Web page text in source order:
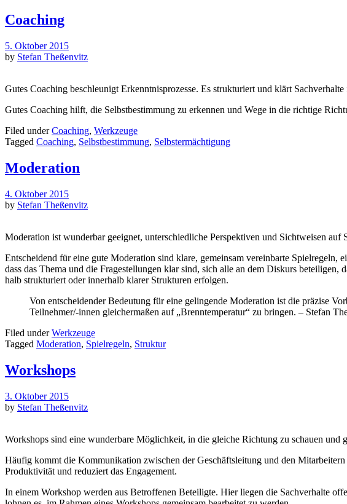
Coaching
5. Oktober 2015
by Stefan Theßenvitz
Gutes Coaching beschleunigt Erkenntnisprozesse. Es strukturiert und klärt
Gutes Coaching hilft, die Selbstbestimmung zu erkennen und Wege in die richtige
Filed underCoaching, Werkzeuge
Tagged Coaching, Selbstbestimmung, Selbstermächtigung
Moderation
4. Oktober 2015
by Stefan Theßenvitz
Moderation ist wunderbar geeignet, unterschiedliche Perspektiven und Sichtweisen
Entscheidend für eine gute Moderation sind klare, gemeinsam vereinbarte Spielregeln,
dass das Thema und die Fragestellungen klar sind, sich alle an dem Diskurs
halb strukturiert oder innerhalb klarer Strukturen erfolgen.
Von entscheidender Bedeutung für eine gelingende Moderation ist die präzise
Teilnehmer/-innen gleichermaßen auf „Brenntemperatur“ zu bringen. – Stefan
Filed underWerkzeuge
Tagged Moderation, Spielregeln, Struktur
Workshops
3. Oktober 2015
by Stefan Theßenvitz
Workshops sind eine wunderbare Möglichkeit, in die gleiche Richtung zu schauen und
Häufig kommt die Kommunikation zwischen der Geschäftsleitung und den
Produktivität und reduziert das Engagement.
In einem Workshop werden aus Betroffenen Beteiligte. Hier liegen die Sachverhalte